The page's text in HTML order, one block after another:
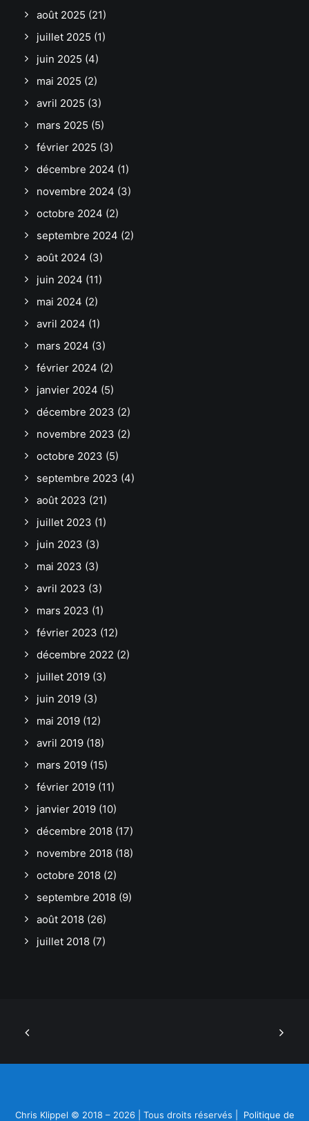
août 2025 (21)
juillet 2025 (1)
juin 2025 (4)
mai 2025 (2)
avril 2025 (3)
mars 2025 (5)
février 2025 (3)
décembre 2024 (1)
novembre 2024 (3)
octobre 2024 (2)
septembre 2024 (2)
août 2024 (3)
juin 2024 (11)
mai 2024 (2)
avril 2024 (1)
mars 2024 (3)
février 2024 (2)
janvier 2024 (5)
décembre 2023 (2)
novembre 2023 (2)
octobre 2023 (5)
septembre 2023 (4)
août 2023 (21)
juillet 2023 (1)
juin 2023 (3)
mai 2023 (3)
avril 2023 (3)
mars 2023 (1)
février 2023 (12)
décembre 2022 (2)
juillet 2019 (3)
juin 2019 (3)
mai 2019 (12)
avril 2019 (18)
mars 2019 (15)
février 2019 (11)
janvier 2019 (10)
décembre 2018 (17)
novembre 2018 (18)
octobre 2018 (2)
septembre 2018 (9)
août 2018 (26)
juillet 2018 (7)
Chris Klippel © 2018 – 2026 | Tous droits réservés | Politique de